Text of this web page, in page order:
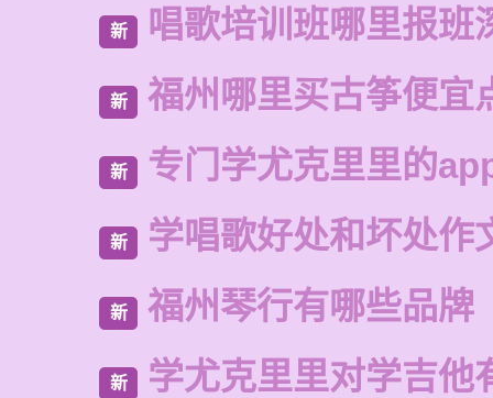
新 唱歌培训班哪里报班
新 福州哪里买古筝便宜
新 专门学尤克里里的
新 学唱歌好处和坏处作
新 福州琴行有哪些品牌
新 学尤克里里对学吉他